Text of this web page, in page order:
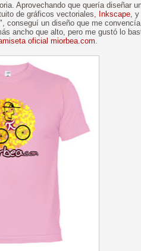
Aprovechando que quería diseñar
de gráficos vectoriales, Inkscape, y
conseguí un diseño que me
ancho que alto, pero me gustó lo
oficial miorbea.com.